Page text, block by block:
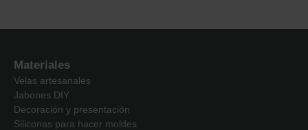
Materiales
Velas artesanales
Jabones DIY
Decoración y presentación
Siliconas para hacer moldes